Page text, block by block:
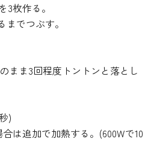
3枚作る。
までつぶす。
まま3回程度トントンと落とし
)
は追加で加熱する。(600Wで10